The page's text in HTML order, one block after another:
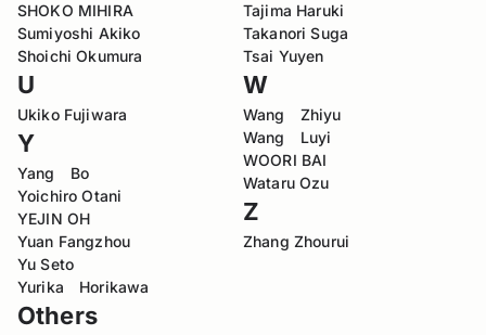
SHOKO MIHIRA
Sumiyoshi Akiko
Shoichi Okumura
U
Ukiko Fujiwara
Y
Yang Bo
Yoichiro Otani
YEJIN OH
Yuan Fangzhou
Yu Seto
Yurika Horikawa
Others
Tajima Haruki
Takanori Suga
Tsai Yuyen
W
Wang Zhiyu
Wang Luyi
WOORI BAI
Wataru Ozu
Z
Zhang Zhourui